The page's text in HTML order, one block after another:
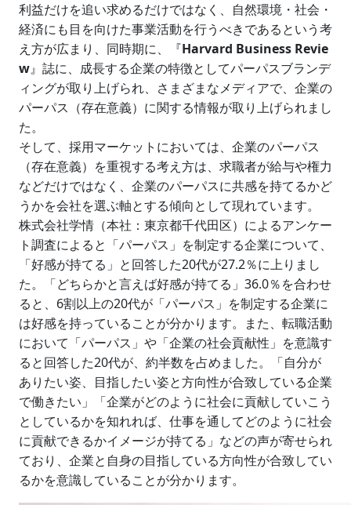
利益だけを追い求めるだけではなく、自然環境・社会・
経済にも目を向けた事業活動を行うべきであるという考
え方が広まり、同時期に、『Harvard Business Revie
w』誌に、成長する企業の特徴としてパーパスブランデ
ィングが取り上げられ、さまざまなメディアで、企業の
パーパス（存在意義）に関する情報が取り上げられまし
た。
そして、採用マーケットにおいては、企業のパーパス
（存在意義）を重視する考え方は、求職者が給与や権力
などだけではなく、企業のパーパスに共感を持てるかど
うかを会社を選ぶ軸とする傾向として現れています。
株式会社学情（本社：東京都千代田区）によるアンケー
ト調査によると「パーパス」を制定する企業について、
「好感が持てる」と回答した20代が27.2％に上りまし
た。「どちらかと言えば好感が持てる」36.0％を合わせ
ると、6割以上の20代が「パーパス」を制定する企業に
は好感を持っていることが分かります。また、転職活動
において「パーパス」や「企業の社会貢献性」を意識す
ると回答した20代が、約半数を占めました。「自分が
ありたい姿、目指したい姿と方向性が合致している企業
で働きたい」「企業がどのように社会に貢献していこう
としているかを知れれば、仕事を通してどのように社会
に貢献できるかイメージが持てる」などの声が寄せられ
ており、企業と自身の目指している方向性が合致してい
るかを意識していることが分かります。